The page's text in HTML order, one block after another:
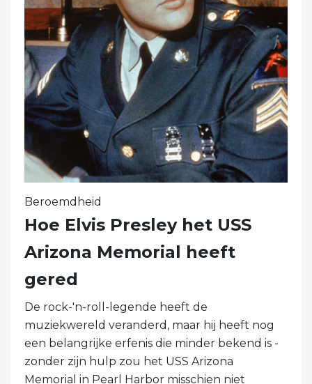
Beroemdheid
Hoe Elvis Presley het USS
Arizona Memorial heeft
gered
De rock-'n-roll-legende heeft de
muziekwereld veranderd, maar hij heeft nog
een belangrijke erfenis die minder bekend is -
zonder zijn hulp zou het USS Arizona
Memorial in Pearl Harbor misschien niet